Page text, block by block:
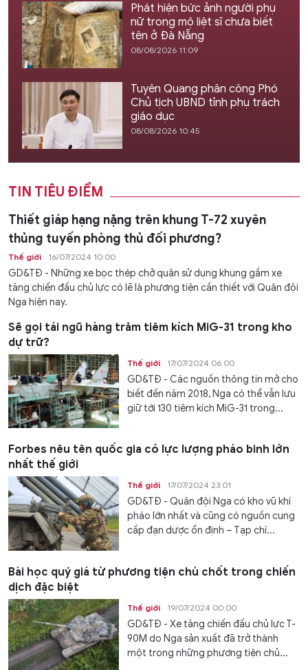
Phát hiện bức ảnh người phụ
nữ trong mộ liệt sĩ chưa biết
tên ở Đà Nẵng
08/08/2026 11:09
Tuyên Quang phân công Phó
Chủ tịch UBND tỉnh phụ trách
giáo dục
08/08/2026 10:45
TIN TIÊU ĐIỂM
Thiết giáp hạng nặng trên khung T-72 xuyên
thủng tuyến phòng thủ đối phương?
Thế giới 16/07/2024 10:00
GD&TĐ - Những xe bọc thép chở quân sử dụng khung gầm xe
tăng chiến đấu chủ lực có lẽ là phương tiện cần thiết với Quân đội
Nga hiện nay.
Sẽ gọi tái ngũ hàng trăm tiêm kích MiG-31 trong kho
dự trữ?
Thế giới 17/07/2024 06:00
GD&TĐ - Các nguồn thông tin mở cho
biết đến năm 2018, Nga có thể vẫn lưu
giữ tới 130 tiêm kích MiG-31 trong...
Forbes nêu tên quốc gia có lực lượng pháo binh lớn
nhất thế giới
Thế giới 17/07/2024 23:01
GD&TĐ - Quân đội Nga có kho vũ khí
pháo lớn nhất và cũng có nguồn cung
cấp đạn dược ổn định – Tạp chí...
Bài học quý giá từ phương tiện chủ chốt trong chiến
dịch đặc biệt
Thế giới 19/07/2024 00:00
GD&TĐ - Xe tăng chiến đấu chủ lực T-
90M do Nga sản xuất đã trở thành
một trong những phương tiện chủ...